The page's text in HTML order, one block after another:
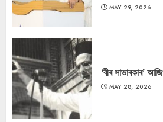
MAY 29, 2026
‘বীৰ সাভাৰকাৰ’
MAY 28, 2026